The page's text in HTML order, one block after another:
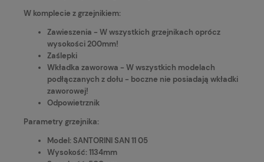
W komplecie z grzejnikiem:
Zawieszenia - W wszystkich grzejnikach oprócz
wysokości 200mm!
Zaślepki
Wkładka zaworowa - W wszystkich modelach
podłączanych z dołu - boczne nie posiadają wkładki
zaworowej!
Odpowietrznik
Parametry grzejnika:
Model: SANTORINI SAN 11 05
Wysokość: 1134mm